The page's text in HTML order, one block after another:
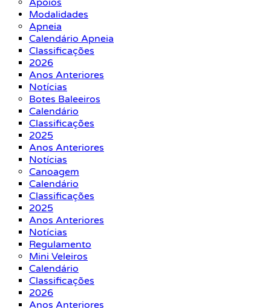
Apoios
Modalidades
Apneia
Calendário Apneia
Classificações
2026
Anos Anteriores
Notícias
Botes Baleeiros
Calendário
Classificações
2025
Anos Anteriores
Notícias
Canoagem
Calendário
Classificações
2025
Anos Anteriores
Notícias
Regulamento
Mini Veleiros
Calendário
Classificações
2026
Anos Anteriores